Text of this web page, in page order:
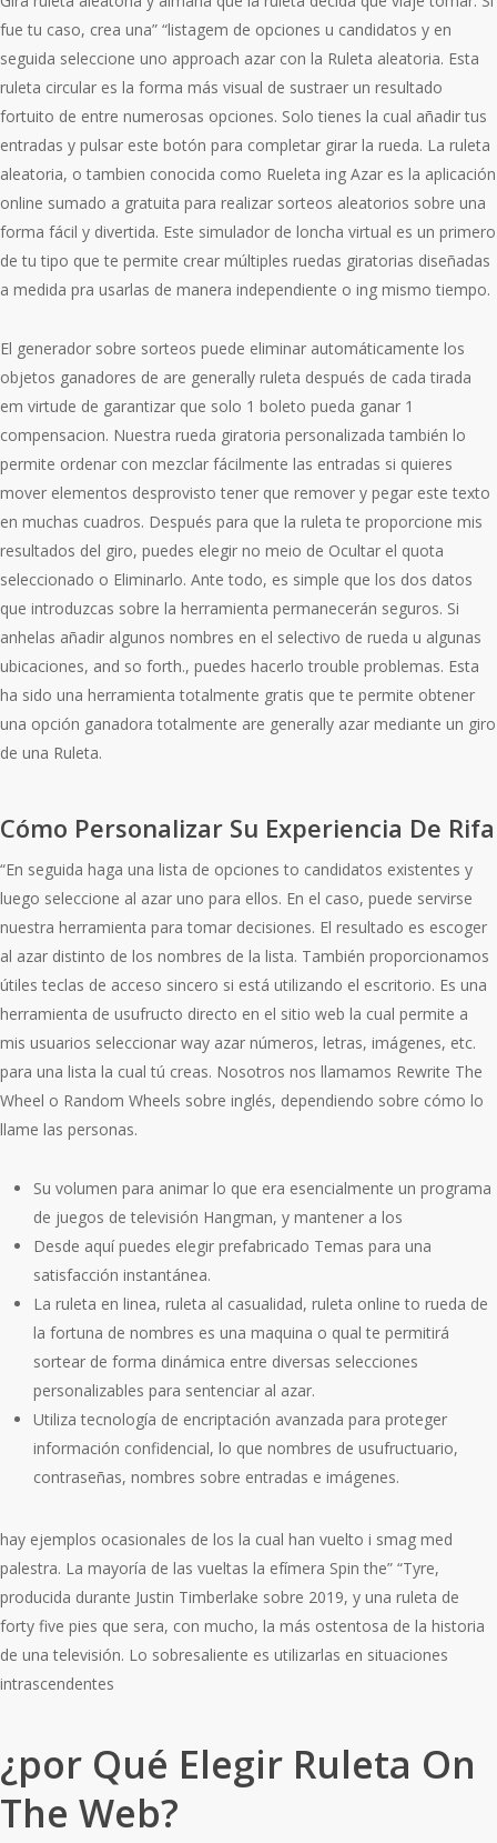
fue tu caso, crea una” “listagem de opciones u candidatos y en
seguida seleccione uno approach azar con la Ruleta aleatoria. Esta
ruleta circular es la forma más visual de sustraer un resultado
fortuito de entre numerosas opciones. Solo tienes la cual añadir tus
entradas y pulsar este botón para completar girar la rueda. La ruleta
aleatoria, o tambien conocida como Rueleta ing Azar es la aplicación
online sumado a gratuita para realizar sorteos aleatorios sobre una
forma fácil y divertida. Este simulador de loncha virtual es un primero
de tu tipo que te permite crear múltiples ruedas giratorias diseñadas
a medida pra usarlas de manera independiente o ing mismo tiempo.
El generador sobre sorteos puede eliminar automáticamente los
objetos ganadores de are generally ruleta después de cada tirada
em virtude de garantizar que solo 1 boleto pueda ganar 1
compensacion. Nuestra rueda giratoria personalizada también lo
permite ordenar con mezclar fácilmente las entradas si quieres
mover elementos desprovisto tener que remover y pegar este texto
en muchas cuadros. Después para que la ruleta te proporcione mis
resultados del giro, puedes elegir no meio de Ocultar el quota
seleccionado o Eliminarlo. Ante todo, es simple que los dos datos
que introduzcas sobre la herramienta permanecerán seguros. Si
anhelas añadir algunos nombres en el selectivo de rueda u algunas
ubicaciones, and so forth., puedes hacerlo trouble problemas. Esta
ha sido una herramienta totalmente gratis que te permite obtener
una opción ganadora totalmente are generally azar mediante un giro
de una Ruleta.
Cómo Personalizar Su Experiencia De Rifa
“En seguida haga una lista de opciones to candidatos existentes y
luego seleccione al azar uno para ellos. En el caso, puede servirse
nuestra herramienta para tomar decisiones. El resultado es escoger
al azar distinto de los nombres de la lista. También proporcionamos
útiles teclas de acceso sincero si está utilizando el escritorio. Es una
herramienta de usufructo directo en el sitio web la cual permite a
mis usuarios seleccionar way azar números, letras, imágenes, etc.
para una lista la cual tú creas. Nosotros nos llamamos Rewrite The
Wheel o Random Wheels sobre inglés, dependiendo sobre cómo lo
llame las personas.
Su volumen para animar lo que era esencialmente un programa
de juegos de televisión Hangman, y mantener a los
Desde aquí puedes elegir prefabricado Temas para una
satisfacción instantánea.
La ruleta en linea, ruleta al casualidad, ruleta online to rueda de
la fortuna de nombres es una maquina o qual te permitirá
sortear de forma dinámica entre diversas selecciones
personalizables para sentenciar al azar.
Utiliza tecnología de encriptación avanzada para proteger
información confidencial, lo que nombres de usufructuario,
contraseñas, nombres sobre entradas e imágenes.
hay ejemplos ocasionales de los la cual han vuelto i smag med
palestra. La mayoría de las vueltas la efímera Spin the” “Tyre,
producida durante Justin Timberlake sobre 2019, y una ruleta de
forty five pies que sera, con mucho, la más ostentosa de la historia
de una televisión. Lo sobresaliente es utilizarlas en situaciones
intrascendentes
¿por Qué Elegir Ruleta On
The Web?